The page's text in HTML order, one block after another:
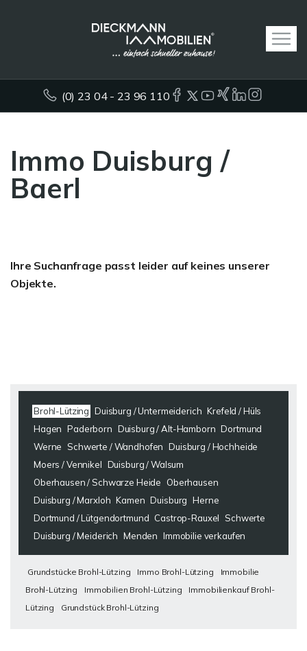
(0) 23 04 - 23 96 110
Immo Duisburg /
Baerl
Ihre Suchanfrage passt leider auf keines unserer
Objekte.
Brohl-Lützing Duisburg / Untermeiderich Krefeld / Hüls
Hagen Paderborn Duisburg / Alt-Hamborn Dortmund
Werne
Schwerte / Wandhofen Duisburg / Hochheide
Moers / Vennikel Duisburg / Walsum
Oberhausen / Schwarze Heide
Oberhausen
Duisburg / Marxloh Kamen Duisburg Herne
Dortmund / Lütgendortmund Castrop-Rauxel
Schwerte
Duisburg / Meiderich Menden Immobilie verkaufen
Grundstücke Brohl-Lützing Immo Brohl-Lützing
Immobilie
Brohl-Lützing
Immobilien Brohl-Lützing
Immobilienkauf Brohl-
Lützing
Grundstück Brohl-Lützing